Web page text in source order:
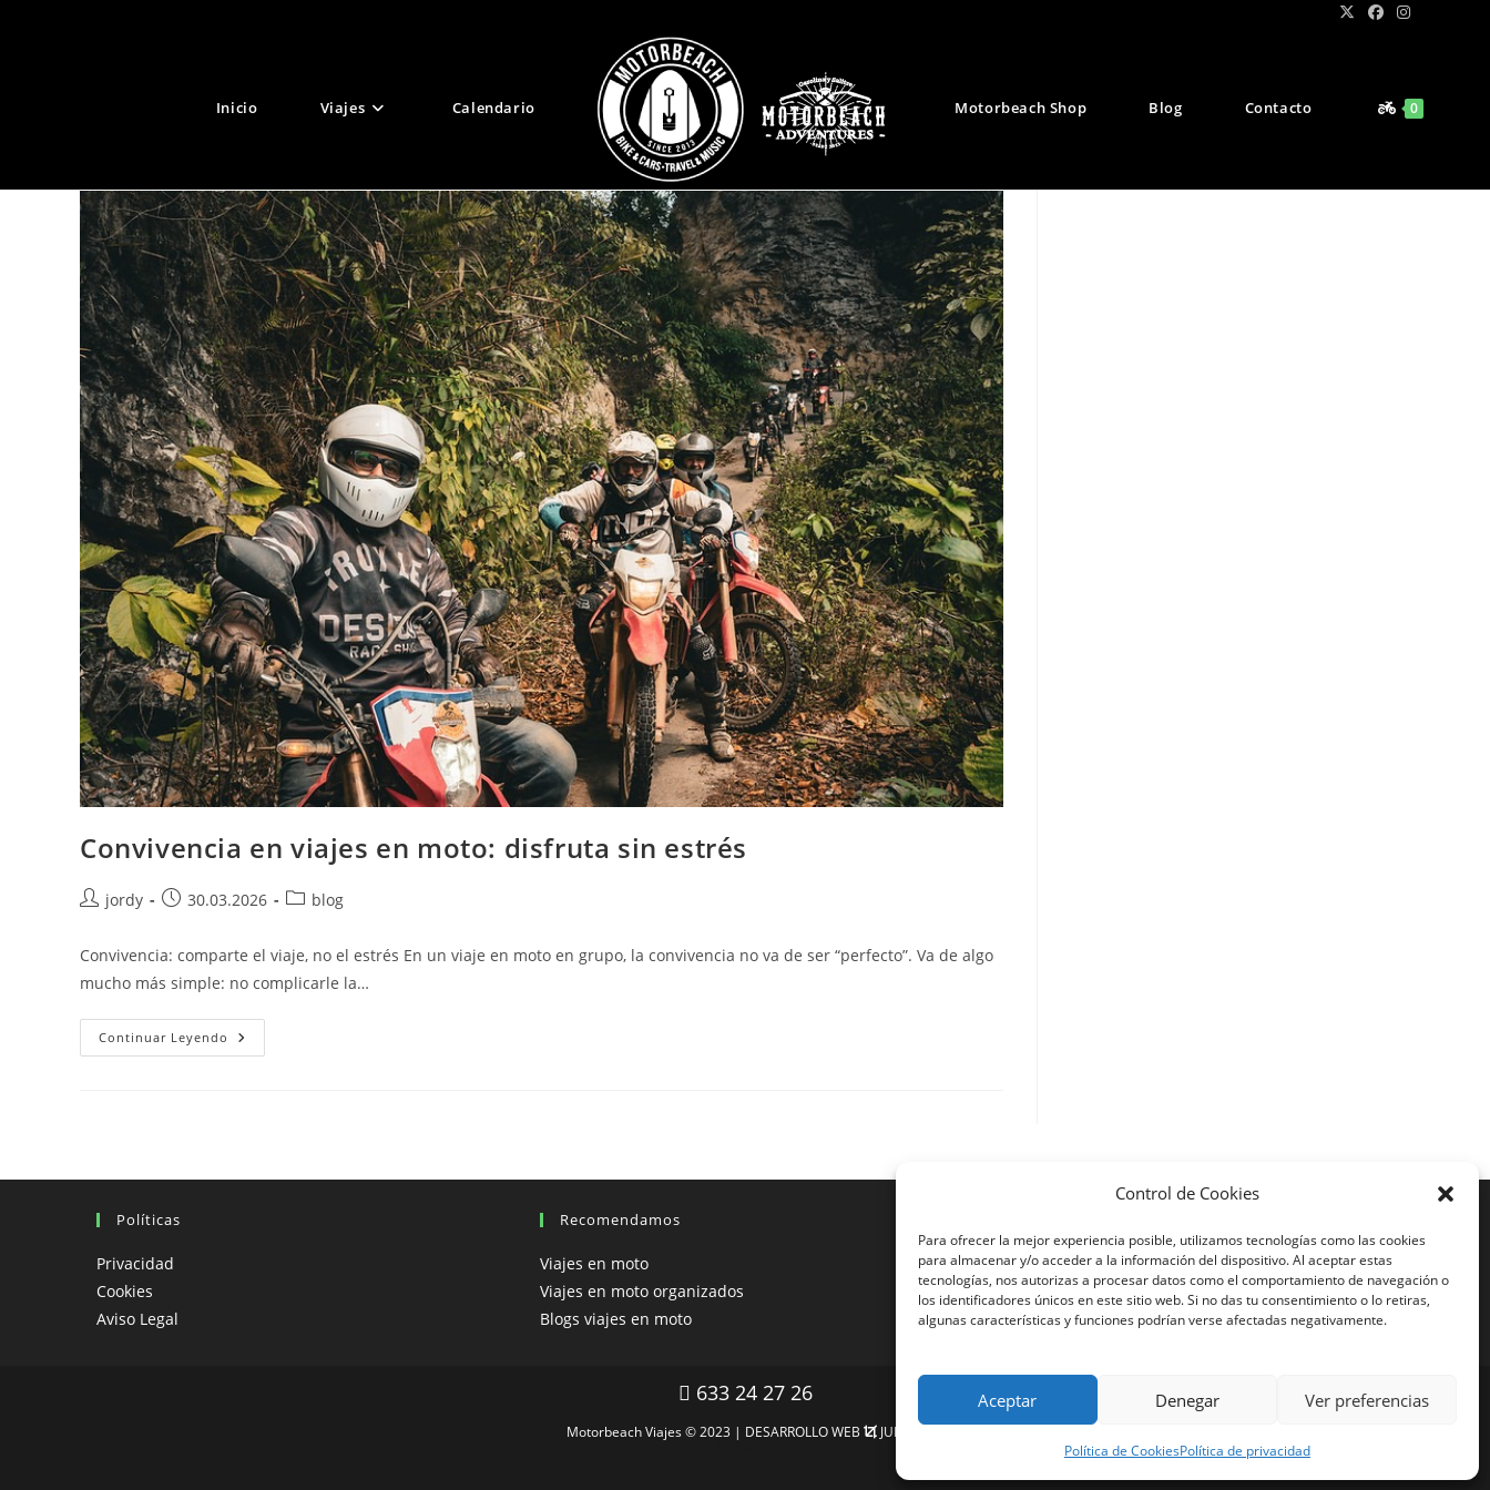
Control de Cookies
Para ofrecer la mejor experiencia posible, utilizamos tecnologías como las cookies
para almacenar y/o acceder a la información del dispositivo. Al aceptar estas
tecnologías, nos autorizas a procesar datos como el comportamiento de navegación o
los identificadores únicos en este sitio web. Si no das tu consentimiento o lo retiras,
algunas características y funciones podrían verse afectadas negativamente.
Aceptar Denegar Ver preferencias
Política de CookiesPolítica de privacidad
Inicio Viajes Calendario Motorbeach Shop Blog Contacto 0
Convivencia en viajes en moto: disfruta sin estrés
Autor
entrada:
jordy
Publicación
entrada:
30.03.2026
Categoría
la
entrada:
blog
Convivencia: comparte el viaje, no el estrés En un viaje en moto en grupo, la convivencia no va de ser “perfecto”. Va de algo
mucho más simple: no complicarle la…
Continuar Leyendo Convivencia
En
Políticas
Privacidad
Cookies
Aviso Legal
Recomendamos
Viajes en moto
Viajes en moto organizados
Blogs viajes en moto
Viajes en moto India
Viajes en moto Nicaragua
Viajes en moto América
633 24 27 26
Motorbeach Viajes © 2023 | DESARROLLO WEB JUEVER
Surfcamp